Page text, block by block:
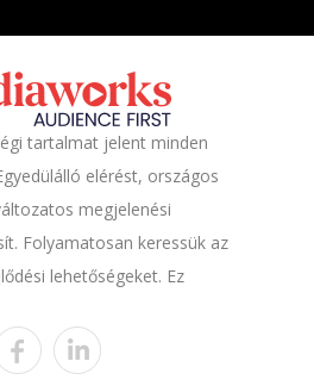
tartalmat jelent minden
elérést, országos
megjelenési
Folyamatosan keressük az
lehetőségeket. Ez